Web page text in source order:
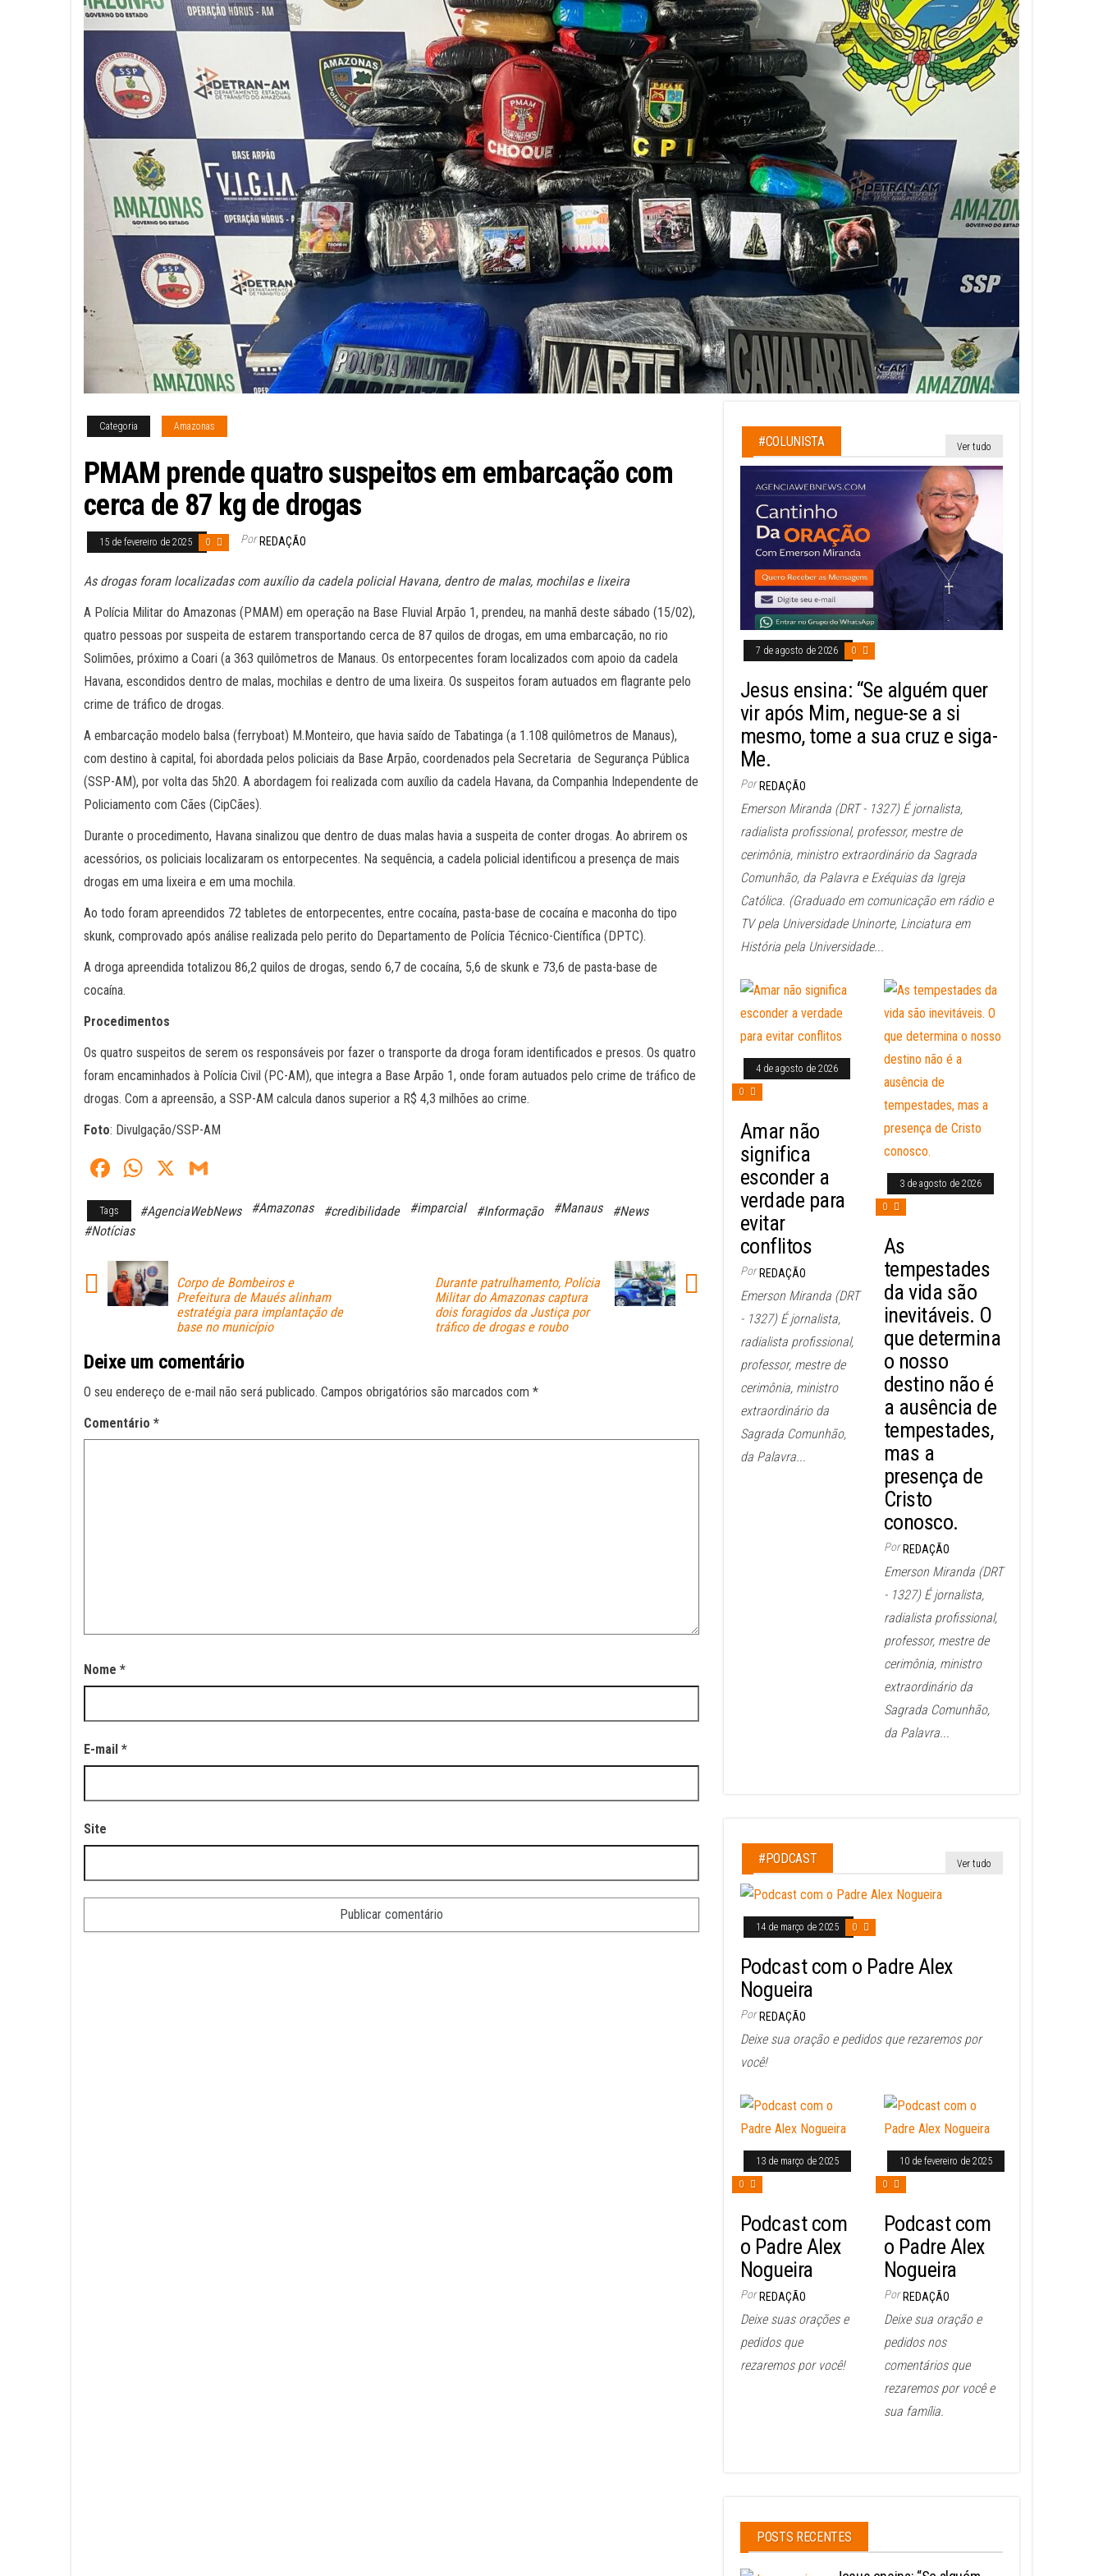
Categoria Amazonas
PMAM prende quatro suspeitos em embarcação com
cerca de 87 kg de drogas
15 de fevereiro de 2025 0 Por REDAÇÃO
As drogas foram localizadas com auxílio da cadela policial Havana, dentro de malas, mochilas e lixeira
A Polícia Militar do Amazonas (PMAM) em operação na Base Fluvial Arpão 1, prendeu, na manhã deste sábado (15/02),
quatro pessoas por suspeita de estarem transportando cerca de 87 quilos de drogas, em uma embarcação, no rio
Solimões, próximo a Coari (a 363 quilômetros de Manaus. Os entorpecentes foram localizados com apoio da cadela
Havana, escondidos dentro de malas, mochilas e dentro de uma lixeira. Os suspeitos foram autuados em flagrante pelo
crime de tráfico de drogas.
A embarcação modelo balsa (ferryboat) M.Monteiro, que havia saído de Tabatinga (a 1.108 quilômetros de Manaus),
com destino à capital, foi abordada pelos policiais da Base Arpão, coordenados pela Secretaria de Segurança Pública
(SSP-AM), por volta das 5h20. A abordagem foi realizada com auxílio da cadela Havana, da Companhia Independente de
Policiamento com Cães (CipCães).
Durante o procedimento, Havana sinalizou que dentro de duas malas havia a suspeita de conter drogas. Ao abrirem os
acessórios, os policiais localizaram os entorpecentes. Na sequência, a cadela policial identificou a presença de mais
drogas em uma lixeira e em uma mochila.
Ao todo foram apreendidos 72 tabletes de entorpecentes, entre cocaína, pasta-base de cocaína e maconha do tipo
skunk, comprovado após análise realizada pelo perito do Departamento de Polícia Técnico-Científica (DPTC).
A droga apreendida totalizou 86,2 quilos de drogas, sendo 6,7 de cocaína, 5,6 de skunk e 73,6 de pasta-base de
cocaína.
Procedimentos
Os quatro suspeitos de serem os responsáveis por fazer o transporte da droga foram identificados e presos. Os quatro
foram encaminhados à Polícia Civil (PC-AM), que integra a Base Arpão 1, onde foram autuados pelo crime de tráfico de
drogas. Com a apreensão, a SSP-AM calcula danos superior a R$ 4,3 milhões ao crime.
Foto: Divulgação/SSP-AM
Fa
ce
bo
ok
W
ts
pp
X
ail
Tags #AgenciaWebNews #Amazonas #credibilidade #imparcial #Informação #Manaus
#News
#Notícias
Corpo de Bombeiros e
Prefeitura de Maués alinham
estratégia para implantação de
base no município
Durante patrulhamento, Polícia
Militar do Amazonas captura
dois foragidos da Justiça por
tráfico de drogas e roubo
Deixe um comentário
O seu endereço de e-mail não será publicado. Campos obrigatórios são marcados com *
Comentário *
Nome *
E-mail *
Site
#COLUNISTA Ver tudo
7 de agosto de 2026 0
Jesus ensina: “Se alguém quer
vir após Mim, negue-se a si
mesmo, tome a sua cruz e siga-
Me.
Por REDAÇÃO
Emerson Miranda (DRT - 1327) É jornalista,
radialista profissional, professor, mestre de
cerimônia, ministro extraordinário da Sagrada
Comunhão, da Palavra e Exéquias da Igreja
Católica. (Graduado em comunicação em rádio e
TV pela Universidade Uninorte, Linciatura em
História pela Universidade...
4 de agosto de 2026
0
Amar não
significa
esconder a
verdade para
evitar
conflitos
Por REDAÇÃO
Emerson Miranda (DRT
- 1327) É jornalista,
radialista profissional,
professor, mestre de
cerimônia, ministro
extraordinário da
Sagrada Comunhão,
da Palavra...
3 de agosto de 2026
0
As
tempestades
da vida são
inevitáveis. O
que determina
o nosso
destino não é
a ausência de
tempestades,
mas a
presença de
Cristo
conosco.
Por REDAÇÃO
Emerson Miranda (DRT
- 1327) É jornalista,
radialista profissional,
professor, mestre de
cerimônia, ministro
extraordinário da
Sagrada Comunhão,
da Palavra...
#PODCAST Ver tudo
14 de março de 2025 0
Podcast com o Padre Alex
Nogueira
Por REDAÇÃO
Deixe sua oração e pedidos que rezaremos por
você!
13 de março de 2025
0
Podcast com
o Padre Alex
Nogueira
Por REDAÇÃO
Deixe suas orações e
pedidos que
rezaremos por você!
10 de fevereiro de 2025
0
Podcast com
o Padre Alex
Nogueira
Por REDAÇÃO
Deixe sua oração e
pedidos nos
comentários que
rezaremos por você e
sua família.
POSTS RECENTES